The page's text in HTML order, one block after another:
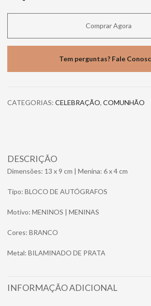
Comprar Agora
Tem perguntas? Fale
CATEGORIAS: CELEBRAÇÃO, COMUNHÃO
DESCRIÇÃO
Dimensões: 13 x 9 cm | Menina: 6 x 4 cm
Tipo: BLOCO DE AUTÓGRAFOS
Motivo: MENINOS | MENINAS
Cores: BRANCO
Metal: BILAMINADO DE PRATA
INFORMAÇÃO ADICIONAL